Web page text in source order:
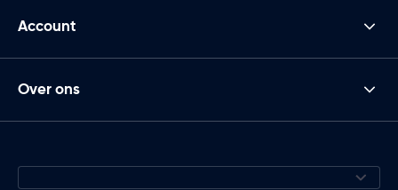
Account
Over ons